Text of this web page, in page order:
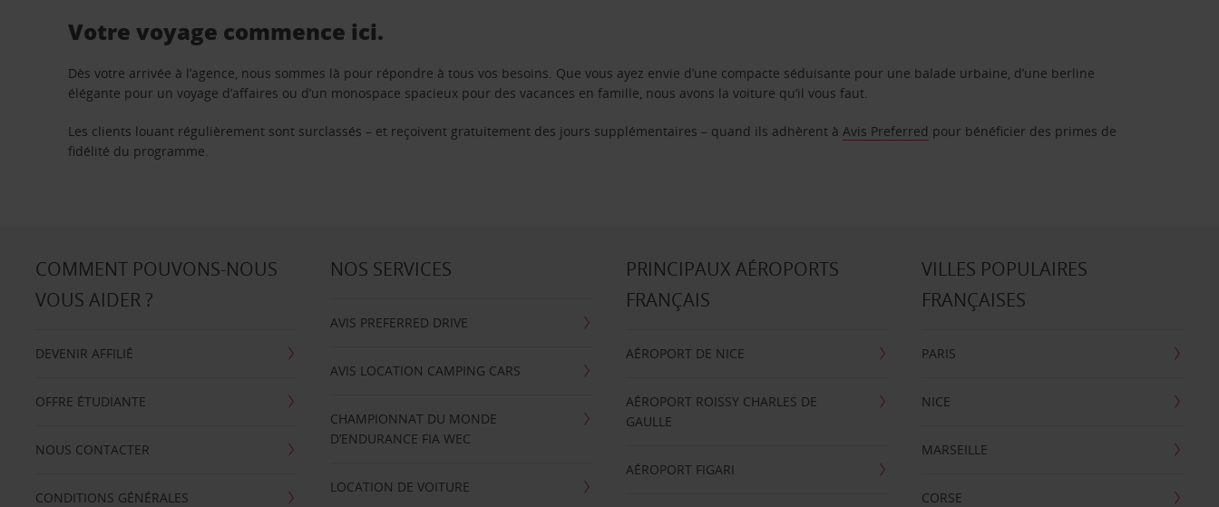
Votre voyage commence ici.
Dès votre arrivée à l’agence, nous sommes là pour répondre à tous vos besoins. Que vous ayez envie d’une compacte séduisante pour une balade urbaine, d’une berline
élégante pour un voyage d’affaires ou d’un monospace spacieux pour des vacances en famille, nous avons la voiture qu’il vous faut.
Les clients louant régulièrement sont surclassés – et reçoivent gratuitement des jours supplémentaires – quand ils adhèrent àAvis Preferred pour bénéficier des primes de
fidélité du programme.
COMMENT POUVONS-NOUS
VOUS AIDER ?
DEVENIR AFFILIÉ
OFFRE ÉTUDIANTE
NOUS CONTACTER
CONDITIONS GÉNÉRALES
NOS SERVICES
AVIS PREFERRED DRIVE
AVIS LOCATION CAMPING CARS
CHAMPIONNAT DU MONDE
D’ENDURANCE FIA WEC
LOCATION DE VOITURE
PRINCIPAUX AÉROPORTS
FRANÇAIS
AÉROPORT DE NICE
AÉROPORT ROISSY CHARLES DE
GAULLE
AÉROPORT FIGARI
VILLES POPULAIRES
FRANÇAISES
PARIS
NICE
MARSEILLE
CORSE